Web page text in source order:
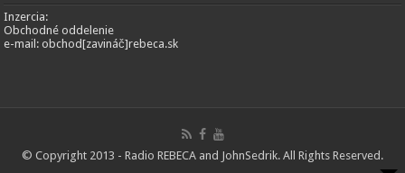
Inzercia:
Obchodné oddelenie
e-mail: obchod[zavináč]rebeca.sk
© Copyright 2013 - Radio REBECA and JohnSedrik. All Rights Reserved.